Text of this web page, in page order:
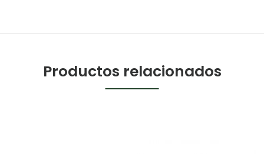
Productos relacionados